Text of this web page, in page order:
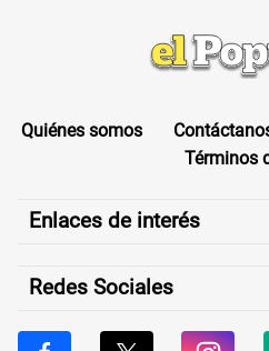
Quiénes somos
Términos
Enlaces de interés
Redes Sociales